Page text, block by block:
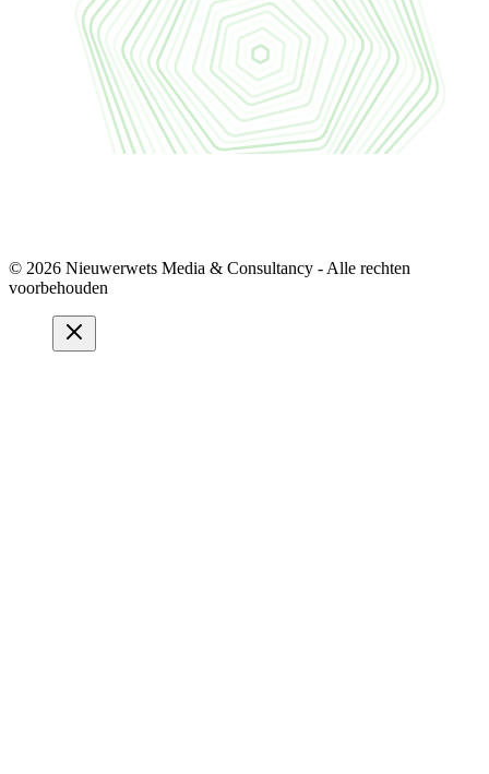
© 2026 Nieuwerwets Media & Consultancy - Alle rechten
voorbehouden